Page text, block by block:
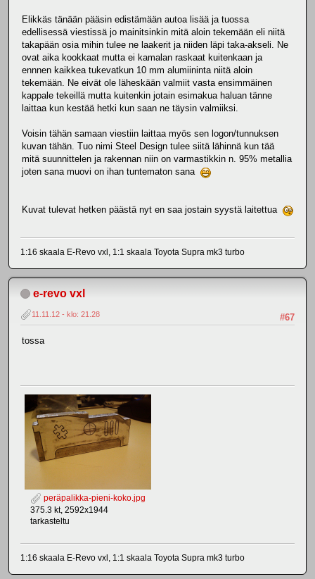
Elikkäs tänään pääsin edistämään autoa lisää ja tuossa
edellisessä viestissä jo mainitsinkin mitä aloin tekemään eli niitä
takapään osia mihin tulee ne laakerit ja niiden läpi taka-akseli. Ne
ovat aika kookkaat mutta ei kamalan raskaat kuitenkaan ja
ennnen kaikkea tukevatkun 10 mm alumiininta niitä aloin
tekemään. Ne eivät ole läheskään valmiit vasta ensimmäinen
kappale tekeillä mutta kuitenkin jotain esimakua haluan tänne
laittaa kun kestää hetki kun saan ne täysin valmiiksi.
Voisin tähän samaan viestiin laittaa myös sen logon/tunnuksen
kuvan tähän. Tuo nimi Steel Design tulee siitä lähinnä kun tää
mitä suunnittelen ja rakennan niin on varmastikkin n. 95% metallia
joten sana muovi on ihan tuntematon sana
Kuvat tulevat hetken päästä nyt en saa jostain syystä laitettua
1:16 skaala E-Revo vxl, 1:1 skaala Toyota Supra mk3 turbo
e-revo vxl
#67
11.11.12 - klo: 21.28
tossa
peräpalikka-pieni-koko.jpg
375.3 kt, 2592x1944
tarkasteltu
1:16 skaala E-Revo vxl, 1:1 skaala Toyota Supra mk3 turbo